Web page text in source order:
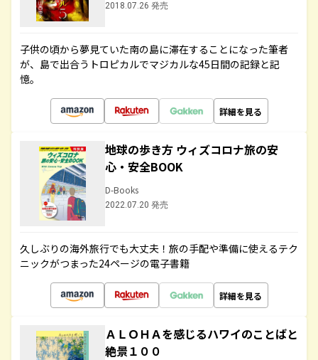
2018.07.26 発売
子供の頃から夢見ていた南の島に滞在することになった筆者
が、島で出合うトロピカルでマジカルな45日間の記録と記
憶。
詳細を見る
地球の歩き方 ウィズコロナ旅の安
心・安全BOOK
D-Books
2022.07.20 発売
久しぶりの海外旅行でも大丈夫！旅の手配や準備に使えるテク
ニックがつまった24ページの電子書籍
詳細を見る
ＡＬＯＨＡを感じるハワイのことばと
絶景１００